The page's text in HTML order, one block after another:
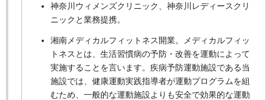
神奈川ウィメンズクリニック、神奈川レディースクリ
ニックと業務提携。
湘南メディカルフィットネス開業。メディカルフィッ
トネスとは、生活習慣病の予防・改善を運動によって
実施することを言います。疾病予防運動施設である当
施設では、健康運動実践指導者が運動プログラムを組
むため、一般的な運動施設よりも安全で効果的な運動